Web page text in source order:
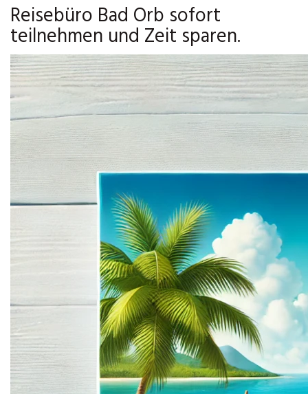
Reisebüro Bad Orb sofort
teilnehmen und Zeit sparen.